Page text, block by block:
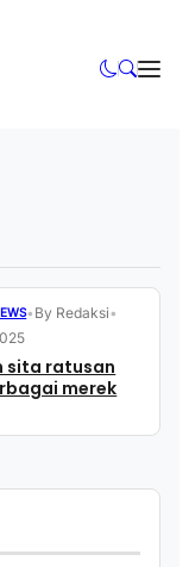
• By Redaksi•
sita ratusan
merek